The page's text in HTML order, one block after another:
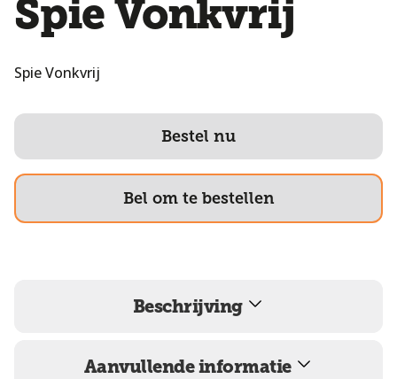
Spie Vonkvrij
Spie Vonkvrij
Bestel nu
Bel om te bestellen
Beschrijving
Aanvullende informatie